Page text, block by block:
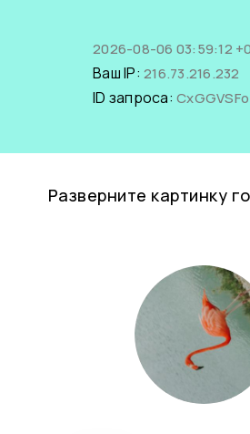
2026-08-06 03:59:12
Ваш IP: 216.73.216.232
ID запроса:
Разверните картинку